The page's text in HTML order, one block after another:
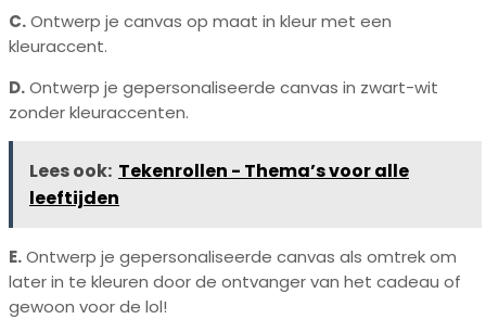
C.Ontwerp je canvas op maat in kleur met een
kleuraccent.
D.Ontwerp je gepersonaliseerde canvas in zwart-wit
zonder kleuraccenten.
Lees ook: Tekenrollen - Thema’s voor alle
leeftijden
E.Ontwerp je gepersonaliseerde canvas als omtrek om
later in te kleuren door de ontvanger van het cadeau of
gewoon voor de lol!